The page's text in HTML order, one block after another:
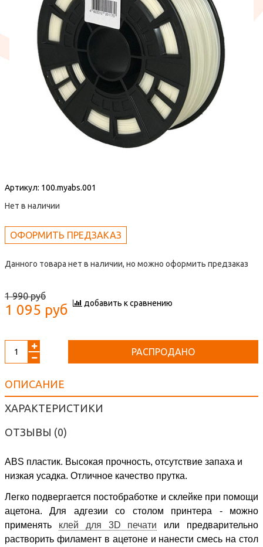
Артикул: 100.myabs.001
Нет в наличии
ОФОРМИТЬ ПРЕДЗАКАЗ
Данного товара нет в наличии, но можно оформить предзаказ
1 990 руб
1 095 руб добавить к сравнению
РАСПРОДАНО
ОПИСАНИЕ
ХАРАКТЕРИСТИКИ
ОТЗЫВЫ (0)
ABS пластик. Высокая прочность, отсутствие запаха и
низкая усадка. Отличное качество прутка.
Легко подвергается постобработке и склейке при помощи
ацетона. Для адгезии со столом принтера - можно
применять клей для 3D печати или предварительно
растворить филамент в ацетоне и нанести смесь на стол